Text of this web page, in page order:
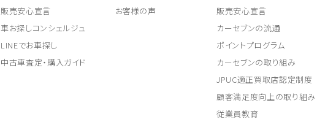
販売安心宣言
車お探しコンシェルジュ
LINEでお車探し
中古車査定・購入ガイド
お客様の声
販売安心宣言
カーセブンの流通
ポイントプログラム
カーセブンの取り組み
JPUC適正買取店認定制度
顧客満足度向上の取り組み
従業員教育